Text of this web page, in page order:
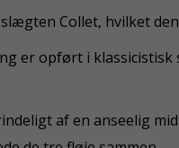
Collet, hvilket
er opført i
af en anseelig